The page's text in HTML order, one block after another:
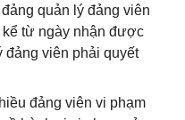
quản lý đảng viên
kể từ ngày nhận được
đảng viên phải quyết
đảng viên vi phạm